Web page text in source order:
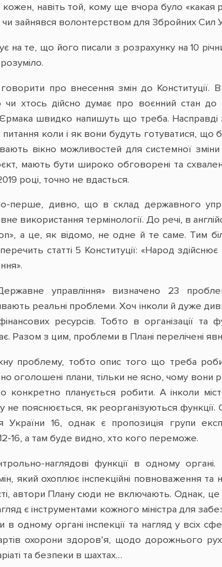
навіть той, кому ще вчора було «какая
зайнявся волонтерством для Збройних Сил
на те, що його писали з розрахунку на 10
про внесення змін до Конституції. В
чи хтось дійсно думає про воєнний стан
Єрмака швидко напишуть що треба.
питання коли і як вони будуть готуватися,
вікно можливостей для системної зміни
мають бути широко обговорені та
році, точно не вдасться.
перше, дивно, що в склад державного
використання термінології. До речі, в
а це, як відомо, не одне й те саме. Тим
статті 5 Конституції: «Народ
управління» визначено 23
реальні проблеми. Хоч інколи й дуже
ресурсів. Тобто в організації та
Разом з цим, проблеми в Плані перелічені
проблему, тобто опис того що треба
оголошені плани, тільки не ясно, чому вони
планується робити. А інколи
не пояснюється, як реорганізуються
України 16, однак є пропозиція групи
16, а там буде видно, хто кого переможе.
наглядові функції в одному органі.
який охоплює інспекційні повноваження
автори Плану сюди не включають. Однак,
є інструментами кожного міністра для
в одному органі інспекції та нагляд у всіх
охорони здоров’я, щодо дорожнього
та безпеки в шахтах…